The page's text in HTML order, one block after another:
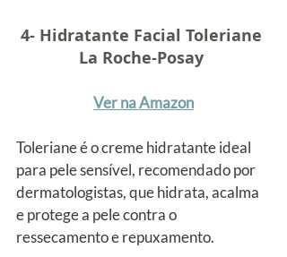
4- Hidratante Facial Toleriane
La Roche-Posay
Ver na Amazon
Toleriane é o creme hidratante ideal
para pele sensível, recomendado por
dermatologistas, que hidrata, acalma
e protege a pele contra o
ressecamento e repuxamento.